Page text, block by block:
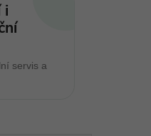
i
servis a